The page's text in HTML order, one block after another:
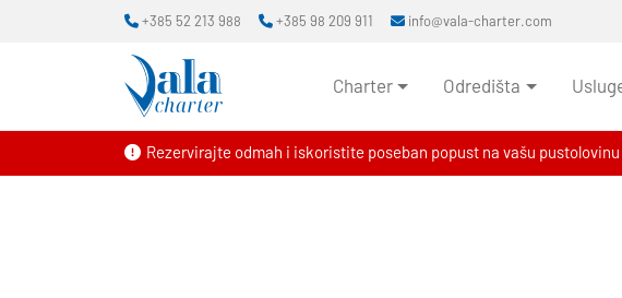
Rezervirajte odmah i iskoristite poseban popust na vašu
+385 52 213 988 +385 98 209 911 info@vala-charter.com
Charter Odredišta